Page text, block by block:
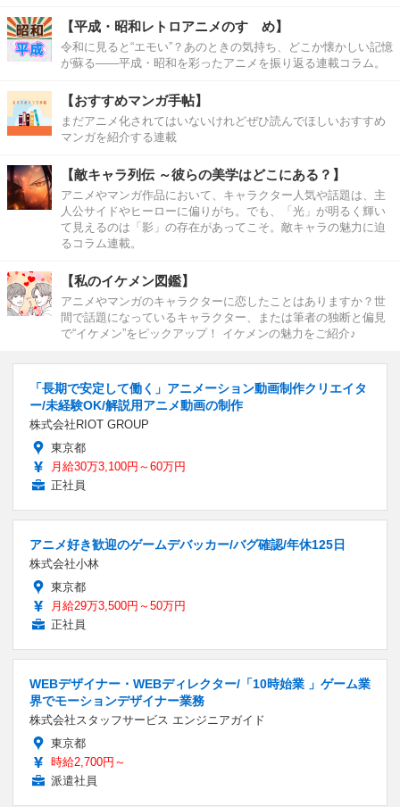
【平成・昭和レトロアニメのすゝめ】
令和に見ると“エモい”？あのときの気持ち、どこか懐かしい記憶
が蘇る――平成・昭和を彩ったアニメを振り返る連載コラム。
【おすすめマンガ手帖】
まだアニメ化されてはいないけれどぜひ読んでほしいおすすめ
マンガを紹介する連載
【敵キャラ列伝 ～彼らの美学はどこにある？】
アニメやマンガ作品において、キャラクター人気や話題は、主
人公サイドやヒーローに偏りがち。でも、「光」が明るく輝い
て見えるのは「影」の存在があってこそ。敵キャラの魅力に迫
るコラム連載。
【私のイケメン図鑑】
アニメやマンガのキャラクターに恋したことはありますか？世
間で話題になっているキャラクター、または筆者の独断と偏見
で“イケメン”をピックアップ！ イケメンの魅力をご紹介♪
「長期で安定して働く」アニメーション動画制作クリエイタ
ー/未経験OK/解説用アニメ動画の制作
株式会社RIOT GROUP
東京都
月給30万3,100円～60万円
正社員
アニメ好き歓迎のゲームデバッカー/バグ確認/年休125日
株式会社小林
東京都
月給29万3,500円～50万円
正社員
WEBデザイナー・WEBディレクター/「10時始業 」ゲーム業
界でモーションデザイナー業務
株式会社スタッフサービス エンジニアガイド
東京都
時給2,700円～
派遣社員